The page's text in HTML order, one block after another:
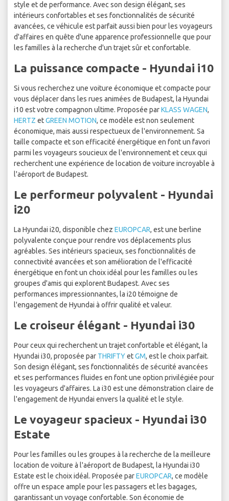
style et de performance. Avec son design élégant, ses
intérieurs confortables et ses fonctionnalités de sécurité
avancées, ce véhicule est parfait aussi bien pour les voyageurs
d'affaires en quête d'une apparence professionnelle que pour
les familles à la recherche d'un trajet sûr et confortable.
La puissance compacte - Hyundai i10
Si vous recherchez une voiture économique et compacte pour
vous déplacer dans les rues animées de Budapest, la Hyundai
i10 est votre compagnon ultime. Proposée parKLASS WAGEN,
HERTZ etGREEN MOTION, ce modèle est non seulement
économique, mais aussi respectueux de l'environnement. Sa
taille compacte et son efficacité énergétique en font un favori
parmi les voyageurs soucieux de l'environnement et ceux qui
recherchent une expérience de location de voiture incroyable à
l'aéroport de Budapest.
Le performeur polyvalent - Hyundai
i20
La Hyundai i20, disponible chez EUROPCAR, est une berline
polyvalente conçue pour rendre vos déplacements plus
agréables. Ses intérieurs spacieux, ses fonctionnalités de
connectivité avancées et son amélioration de l'efficacité
énergétique en font un choix idéal pour les familles ou les
groupes d'amis qui explorent Budapest. Avec ses
performances impressionnantes, la i20 témoigne de
l'engagement de Hyundai à offrir qualité et valeur.
Le croiseur élégant - Hyundai i30
Pour ceux qui recherchent un trajet confortable et élégant, la
Hyundai i30, proposée par THRIFTYetGM, est le choix parfait.
Son design élégant, ses fonctionnalités de sécurité avancées
et ses performances fluides en font une option privilégiée pour
les voyageurs d'affaires. La i30 est une démonstration claire de
l'engagement de Hyundai envers la qualité et le style.
Le voyageur spacieux - Hyundai i30
Estate
Pour les familles ou les groupes à la recherche de la meilleure
location de voiture à l'aéroport de Budapest, la Hyundai i30
Estate est le choix idéal. Proposée parEUROPCAR, ce modèle
offre un espace ample pour les passagers et les bagages,
garantissant un voyage confortable. Son économie de